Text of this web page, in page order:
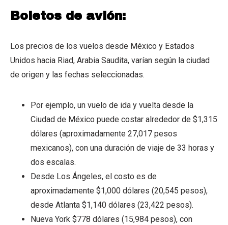
Boletos de avión:
Los precios de los vuelos desde México y Estados
Unidos hacia Riad, Arabia Saudita, varían según la ciudad
de origen y las fechas seleccionadas.
Por ejemplo, un vuelo de ida y vuelta desde la
Ciudad de México puede costar alrededor de $1,315
dólares (aproximadamente 27,017 pesos
mexicanos), con una duración de viaje de 33 horas y
dos escalas.
Desde Los Ángeles, el costo es de
aproximadamente $1,000 dólares (20,545 pesos),
desde Atlanta $1,140 dólares (23,422 pesos).
Nueva York $778 dólares (15,984 pesos), con